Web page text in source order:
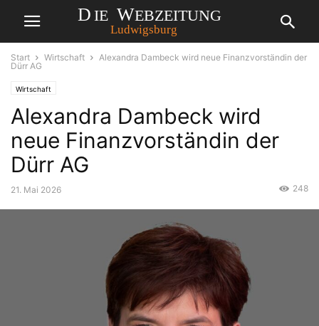
Start Wirtschaft
Alexandra Dambeck wird neue Finanzvorständin der
Dürr AG
Wirtschaft
Alexandra Dambeck wird
neue Finanzvorständin der
Dürr AG
21. Mai 2026 248